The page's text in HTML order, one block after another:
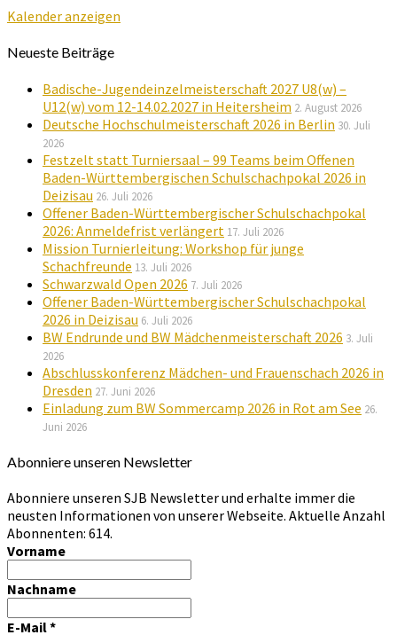
Kalender anzeigen
Neueste Beiträge
Badische-Jugendeinzelmeisterschaft 2027 U8(w) –
U12(w) vom 12-14.02.2027 in Heitersheim 2. August 2026
Deutsche Hochschulmeisterschaft 2026 in Berlin 30. Juli
2026
Festzelt statt Turniersaal – 99 Teams beim Offenen
Baden-Württembergischen Schulschachpokal 2026 in
Deizisau 26. Juli 2026
Offener Baden-Württembergischer Schulschachpokal
2026: Anmeldefrist verlängert 17. Juli 2026
Mission Turnierleitung: Workshop für junge
Schachfreunde 13. Juli 2026
Schwarzwald Open 2026 7. Juli 2026
Offener Baden-Württembergischer Schulschachpokal
2026 in Deizisau 6. Juli 2026
BW Endrunde und BW Mädchenmeisterschaft 2026 3. Juli
2026
Abschlusskonferenz Mädchen- und Frauenschach 2026 in
Dresden 27. Juni 2026
Einladung zum BW Sommercamp 2026 in Rot am See 26.
Juni 2026
Abonniere unseren Newsletter
Abonniere unseren SJB Newsletter und erhalte immer die
neusten Informationen von unserer Webseite. Aktuelle Anzahl
Abonnenten: 614.
Vorname
Nachname
E-Mail*